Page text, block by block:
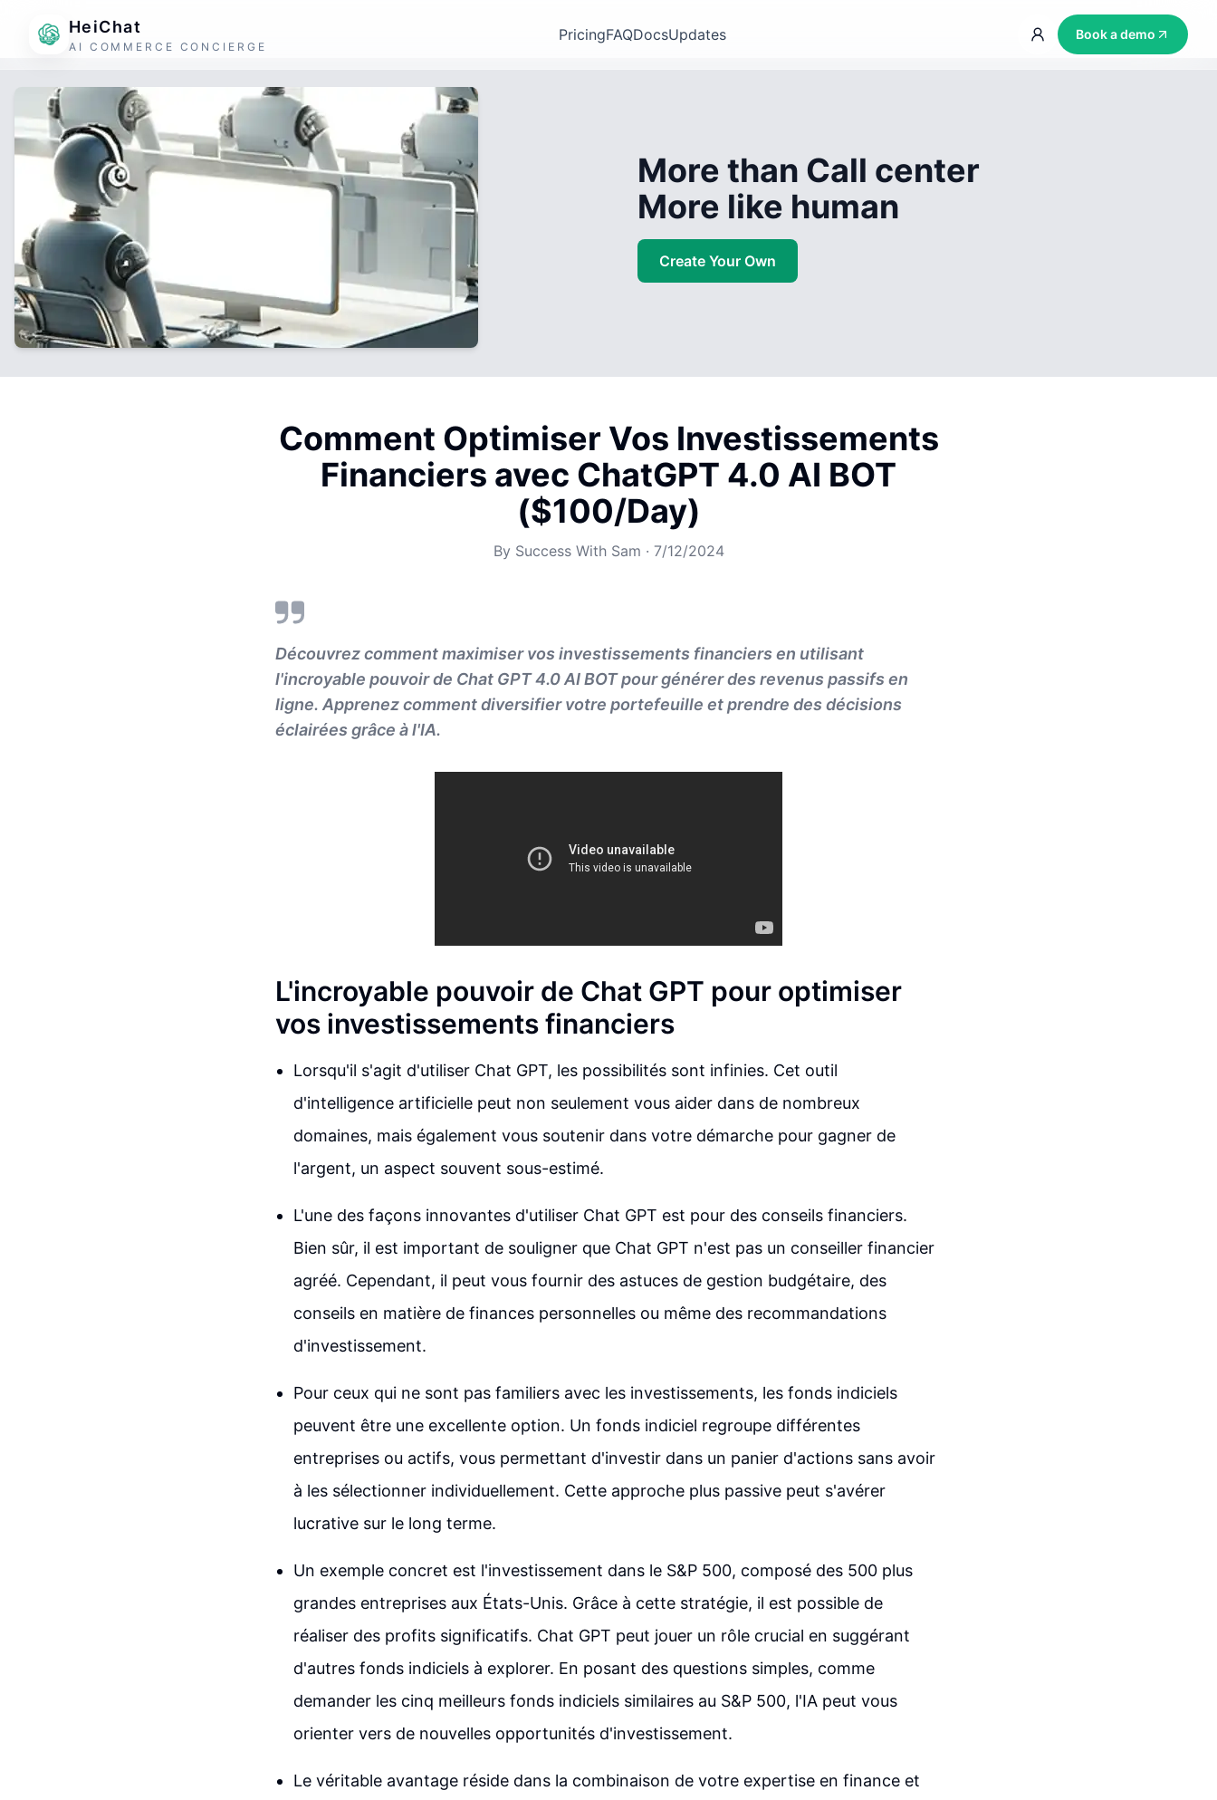
HeiChat
AI COMMERCE CONCIERGE
PricingFAQDocsUpdates Book a demo
More than Call center
More like human
Create Your Own
Comment Optimiser Vos Investissements
Financiers avec ChatGPT 4.0 AI BOT
($100/Day)
By Success With Sam · 7/12/2024
Découvrez comment maximiser vos investissements financiers en utilisant
l'incroyable pouvoir de Chat GPT 4.0 AI BOT pour générer des revenus passifs en
ligne. Apprenez comment diversifier votre portefeuille et prendre des décisions
éclairées grâce à l'IA.
L'incroyable pouvoir de Chat GPT pour optimiser
vos investissements financiers
Lorsqu'il s'agit d'utiliser Chat GPT, les possibilités sont infinies. Cet outil
d'intelligence artificielle peut non seulement vous aider dans de nombreux
domaines, mais également vous soutenir dans votre démarche pour gagner de
l'argent, un aspect souvent sous-estimé.
L'une des façons innovantes d'utiliser Chat GPT est pour des conseils financiers.
Bien sûr, il est important de souligner que Chat GPT n'est pas un conseiller financier
agréé. Cependant, il peut vous fournir des astuces de gestion budgétaire, des
conseils en matière de finances personnelles ou même des recommandations
d'investissement.
Pour ceux qui ne sont pas familiers avec les investissements, les fonds indiciels
peuvent être une excellente option. Un fonds indiciel regroupe différentes
entreprises ou actifs, vous permettant d'investir dans un panier d'actions sans avoir
à les sélectionner individuellement. Cette approche plus passive peut s'avérer
lucrative sur le long terme.
Un exemple concret est l'investissement dans le S&P 500, composé des 500 plus
grandes entreprises aux États-Unis. Grâce à cette stratégie, il est possible de
réaliser des profits significatifs. Chat GPT peut jouer un rôle crucial en suggérant
d'autres fonds indiciels à explorer. En posant des questions simples, comme
demander les cinq meilleurs fonds indiciels similaires au S&P 500, l'IA peut vous
orienter vers de nouvelles opportunités d'investissement.
Le véritable avantage réside dans la combinaison de votre expertise en finance et